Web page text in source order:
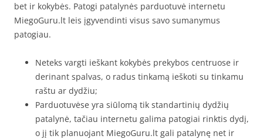
bet ir kokybės. Patogi patalynės parduotuvė internetu
MiegoGuru.lt leis įgyvendinti visus savo sumanymus
patogiau.
Neteks vargti ieškant kokybės prekybos centruose ir
derinant spalvas, o radus tinkamą ieškoti su tinkamu
raštu ar dydžiu;
Parduotuvėse yra siūlomą tik standartinių dydžių
patalynė, tačiau internetu galima patogiai rinktis dydį,
o jį tik planuojant MiegoGuru.lt gali patalynę net ir